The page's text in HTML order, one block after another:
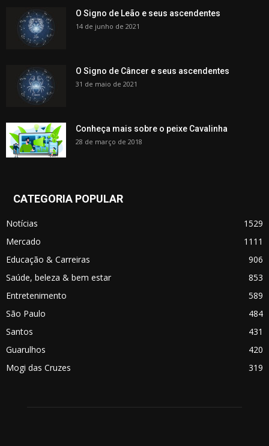
O Signo de Leão e seus ascendentes
14 de junho de 2021
O Signo de Câncer e seus ascendentes
31 de maio de 2021
Conheça mais sobre o peixe Cavalinha
28 de março de 2018
CATEGORIA POPULAR
Notícias
1529
Mercado
1111
Educação & Carreiras
906
Saúde, beleza & bem estar
853
Entretenimento
589
São Paulo
484
Santos
431
Guarulhos
420
Mogi das Cruzes
319